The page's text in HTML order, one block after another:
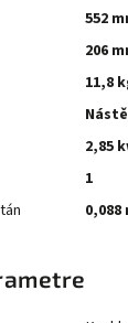
552
206
11,8
2,85
1
0,088